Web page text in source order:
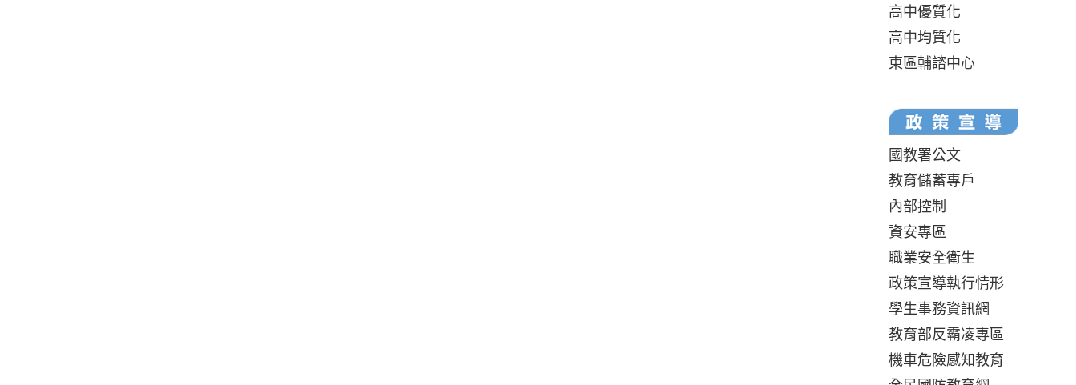
高中優質化
高中均質化
東區輔諮中心
國教署公文
教育儲蓄專戶
內部控制
資安專區
職業安全衛生
政策宣導執行情形
學生事務資訊網
教育部反霸凌專區
機車危險感知教育